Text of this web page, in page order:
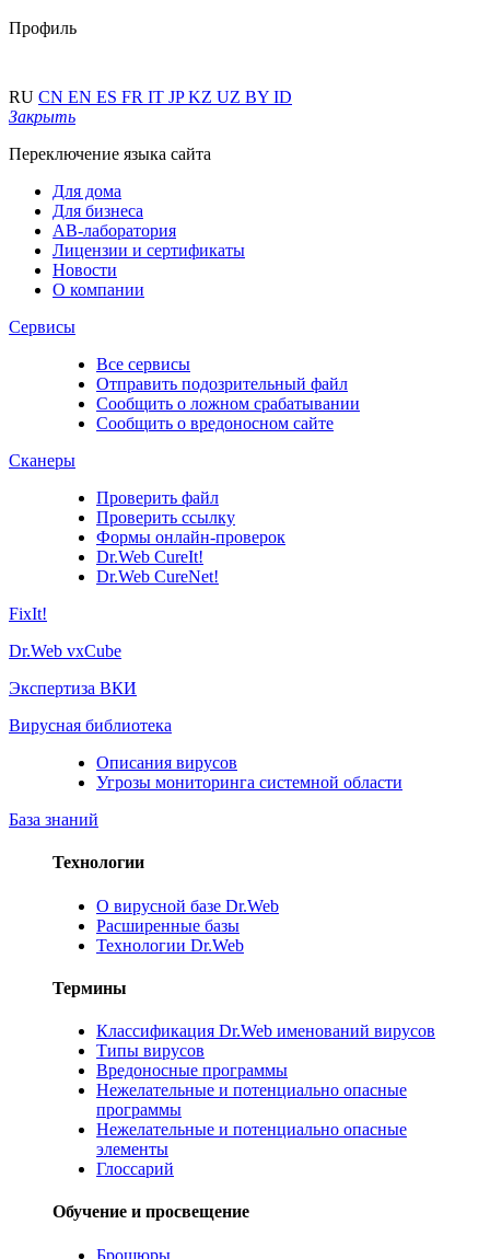
Профиль
RU CN EN ES FR IT JPKZ UZ BY ID
Закрыть
Переключение языка сайта
Для дома
Для бизнеса
АВ-лаборатория
Лицензии и сертификаты
Новости
О компании
Сервисы
Все сервисы
Отправить подозрительный файл
Сообщить о ложном срабатывании
Сообщить о вредоносном сайте
Сканеры
Проверить файл
Проверить ссылку
Формы онлайн-проверок
Dr.Web CureIt!
Dr.Web CureNet!
FixIt!
Dr.Web vxCube
Экспертиза ВКИ
Вирусная библиотека
Описания вирусов
Угрозы мониторинга системной области
База знаний
Технологии
О вирусной базе Dr.Web
Расширенные базы
Технологии Dr.Web
Термины
Классификация Dr.Web именований вирусов
Типы вирусов
Вредоносные программы
Нежелательные и потенциально опасные
программы
Нежелательные и потенциально опасные
элементы
Глоссарий
Обучение и просвещение
Брошюры